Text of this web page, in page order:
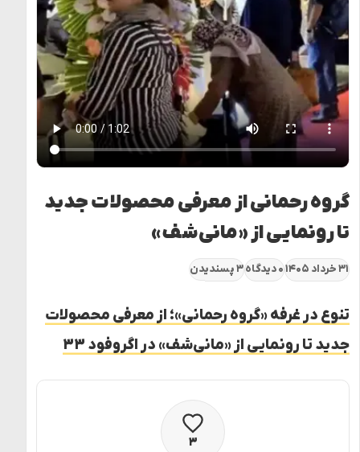
گروه رحمانی از معرفی محصولات جدید
تا رونمایی از «مانی‌شف»
۳۱ خرداد ۱۴۰۵ ۰ دیدگاه ۳ پسندیدن
تنوع در غرفه «گروه رحمانی»؛ از معرفی محصولات
جدید تا رونمایی از «مانی‌شف» در اگروفود ۳۳
۳پسندیدن